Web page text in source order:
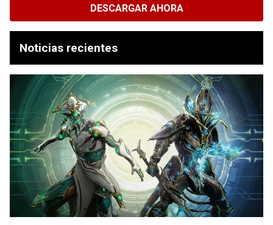
DESCARGAR AHORA
Noticias recientes